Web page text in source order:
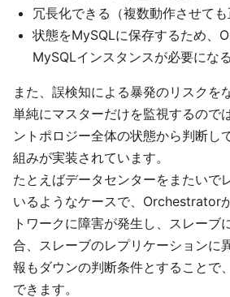
冗長化できる（複数動作させても
状態をMySQLに保存するため、
MySQLインスタンスが必要になる
また、誤検知による暴発のリスクを
単純にマスターだけを監視するので
ントポロジー全体の状態から判断し
組みが実装されています。
たとえばデータセンターをまたいで
いるようなケースで、Orchestrator
トワークに障害が発生し、スレーブ
合、スレーブのレプリケーションに
報もダウンの判断条件とすることで
できます。